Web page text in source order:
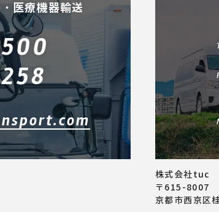
医療機器輸送
株式会社tuc
〒615-8007
京都市西京区